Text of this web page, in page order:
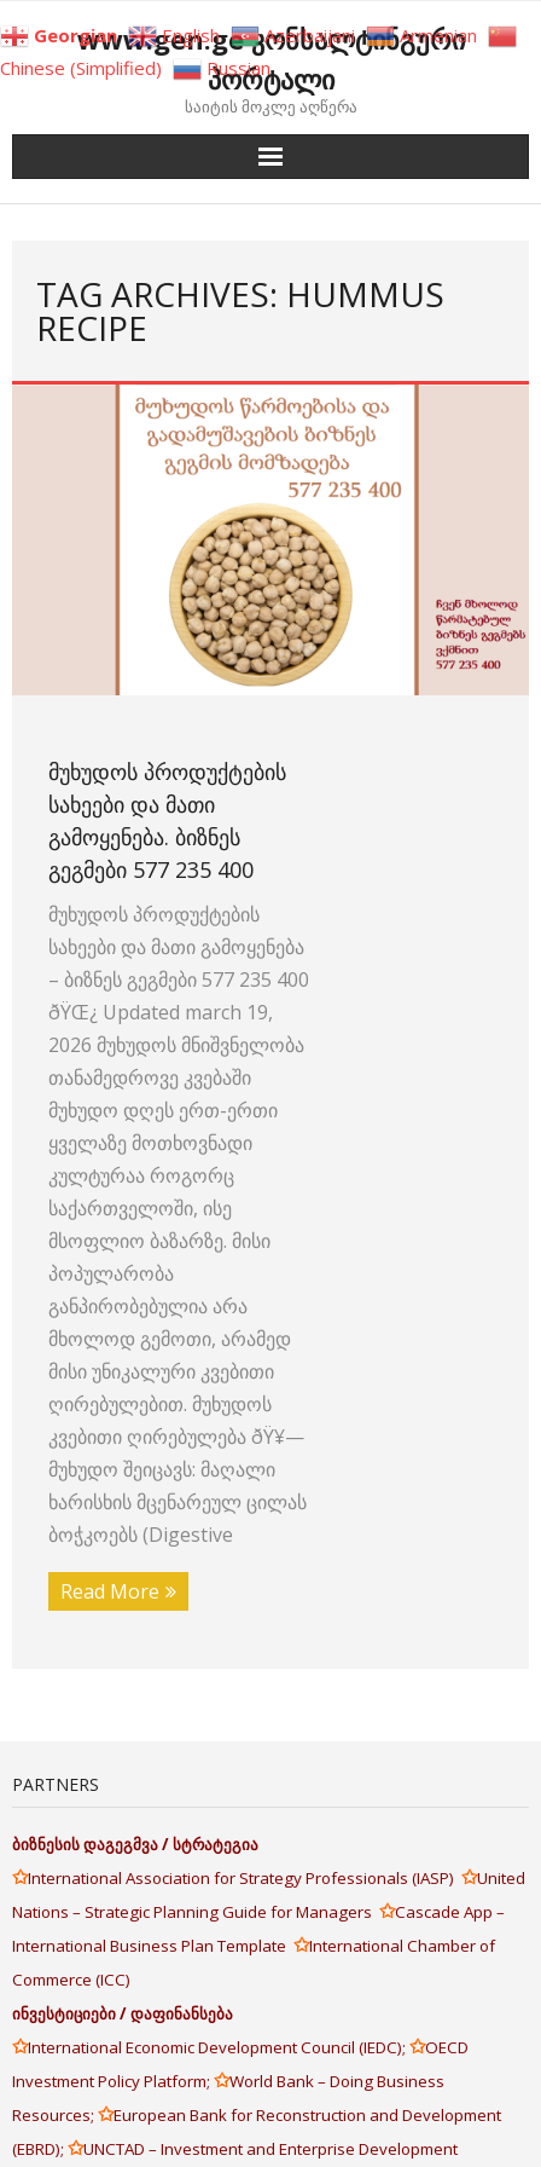
to
content
www.gen.ge კონსალტინგური
პორტალი
საიტის მოკლე აღწერა
TAG ARCHIVES: HUMMUS
RECIPE
ᲛᲣᲮᲣᲓᲝᲡ ᲞᲠᲝᲓᲣᲥᲢᲔᲑᲘᲡ
ᲡᲐᲮᲔᲔᲑᲘ ᲓᲐ ᲛᲐᲗᲘ
ᲒᲐᲛᲝᲧᲔᲜᲔᲑᲐ. ᲑᲘᲖᲜᲔᲡ
ᲒᲔᲒᲛᲔᲑᲘ 577 235 400
მუხუდოს პროდუქტების
სახეები და მათი გამოყენება
– ბიზნეს გეგმები 577 235 400
ðŸŒ¿ Updated march 19,
2026 მუხუდოს მნიშვნელობა
თანამედროვე კვებაში
მუხუდო დღეს ერთ-ერთი
ყველაზე მოთხოვნადი
კულტურაა როგორც
საქართველოში, ისე
მსოფლიო ბაზარზე. მისი
პოპულარობა
განპირობებულია არა
მხოლოდ გემოთი, არამედ
მისი უნიკალური კვებითი
ღირებულებით. მუხუდოს
კვებითი ღირებულება ðŸ¥—
მუხუდო შეიცავს: მაღალი
ხარისხის მცენარეულ ცილას
ბოჭკოებს (Digestive
Read More
PARTNERS
ბიზნესისდაგეგმვა/სტრატეგია
✩International Association for Strategy Professionals (IASP) ✩United
Nations – Strategic Planning Guide for Managers ✩Cascade App –
International Business Plan Template ✩International Chamber of
Commerce (ICC)
ინვესტიციები/დაფინანსება
✩International Economic Development Council (IEDC); ✩OECD
Investment Policy Platform; ✩World Bank – Doing Business
Resources; ✩European Bank for Reconstruction and Development
(EBRD); ✩UNCTAD – Investment and Enterprise Development
Georgian English Azerbaijani
Armenian
Chinese (Simplified)
Russian